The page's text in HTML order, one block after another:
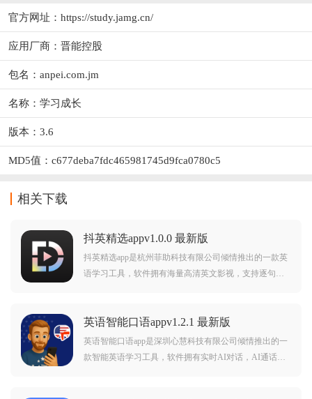
官方网址： https://study.jamg.cn/
应用厂商： 晋能控股
包名：anpei.com.jm
名称：学习成长
版本：3.6
MD5值：c677deba7fdc465981745d9fca0780c5
相关下载
抖英精选appv1.0.0 最新版
抖英精选app是杭州菲助科技有限公司倾情推出的一款英
语学习工具，软件拥有海量高清英文影视，支持逐句精
简单有趣。
英语智能口语appv1.2.1 最新版
英语智能口语app是深圳心慧科技有限公司倾情推出的一
款智能英语学习工具，软件拥有实时AI对话，AI通话，